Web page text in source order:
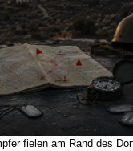
fielen am Rand des